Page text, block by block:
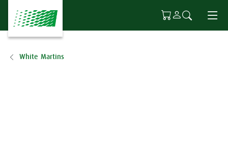
Ir para o conteúdo principal
White Martins